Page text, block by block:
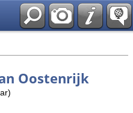
Oostenrijk